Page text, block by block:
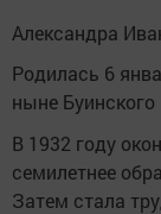
Александра
Родилась 6
ныне
В 1932 году
семилетнее
Затем стала